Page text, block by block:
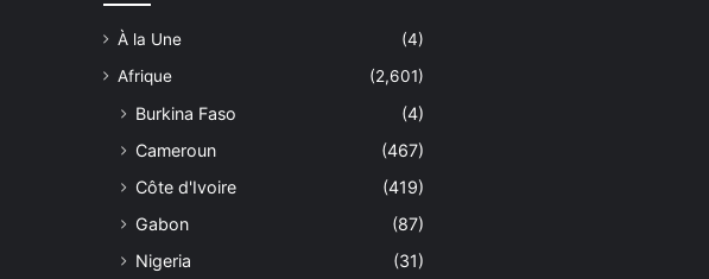
À la Une
(4)
Afrique
(2,601)
Burkina Faso
(4)
Cameroun
(467)
Côte d'Ivoire
(419)
Gabon
(87)
Nigeria
(31)